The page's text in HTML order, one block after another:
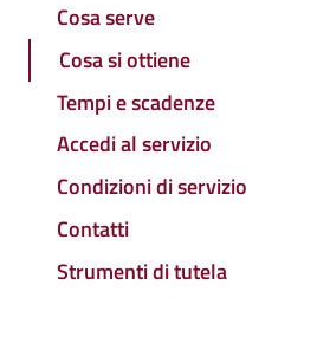
Cosa serve
Cosa si ottiene
Tempi e scadenze
Accedi al servizio
Condizioni di servizio
Contatti
Strumenti di tutela